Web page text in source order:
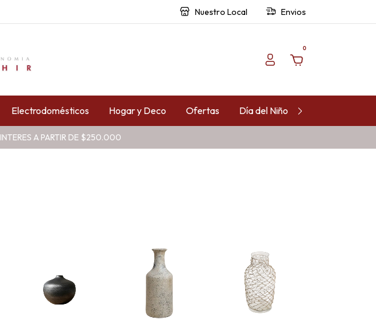
Nuestro Local Envios
0
Electrodomésticos Hogar y Deco Ofertas Día del Niño
A PARTIR DE $250.000